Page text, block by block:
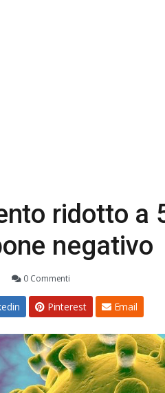
ridotto a
negativo
0 Commenti
Pinterest Email